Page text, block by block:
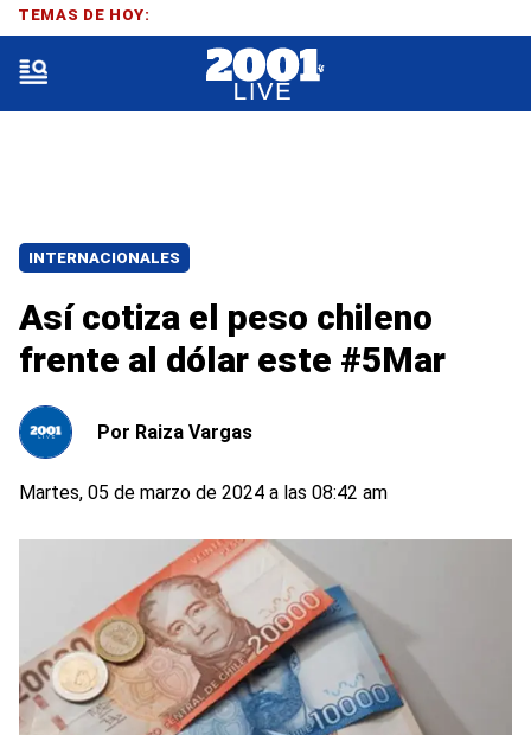
INTERNACIONALES
Así cotiza el peso chileno
frente al dólar este #5Mar
Por Raiza Vargas
Martes, 05 de marzo de 2024 a las 08:42 am
TEMAS DE HOY: